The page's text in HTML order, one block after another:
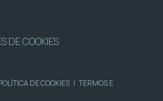
DE COOKIES
DE COOKIES | TERMOS E